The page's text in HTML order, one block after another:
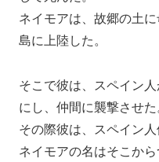
ネイモアは、故郷の土
島に上陸した。
そこで彼は、スペイン
にし、仲間に襲撃させた
その際彼は、スペイン
ネイモアの名はそこから